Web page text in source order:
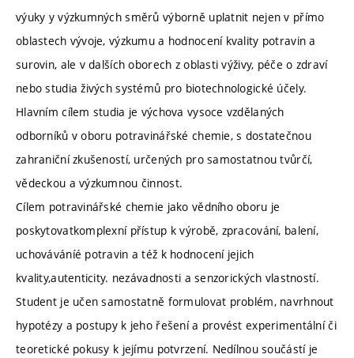
výuky y výzkumných směrů výborně uplatnit nejen v přímo
oblastech vývoje, výzkumu a hodnocení kvality potravin a
surovin, ale v dalších oborech z oblasti výživy, péče o zdraví
nebo studia živých systémů pro biotechnologické účely.
Hlavním cílem studia je výchova vysoce vzdělaných
odborníků v oboru potravinářské chemie, s dostatečnou
zahraniční zkušeností, určených pro samostatnou tvůrčí,
vědeckou a výzkumnou činnost.
Cílem potravinářské chemie jako vědního oboru je
poskytovatkomplexní přístup k výrobě, zpracování, balení,
uchováváníé potravin a též k hodnocení jejich
kvality,autenticity. nezávadnosti a senzorických vlastností.
Student je učen samostatně formulovat problém, navrhnout
hypotézy a postupy k jeho řešení a provést experimentální či
teoretické pokusy k jejímu potvrzení. Nedílnou součástí je